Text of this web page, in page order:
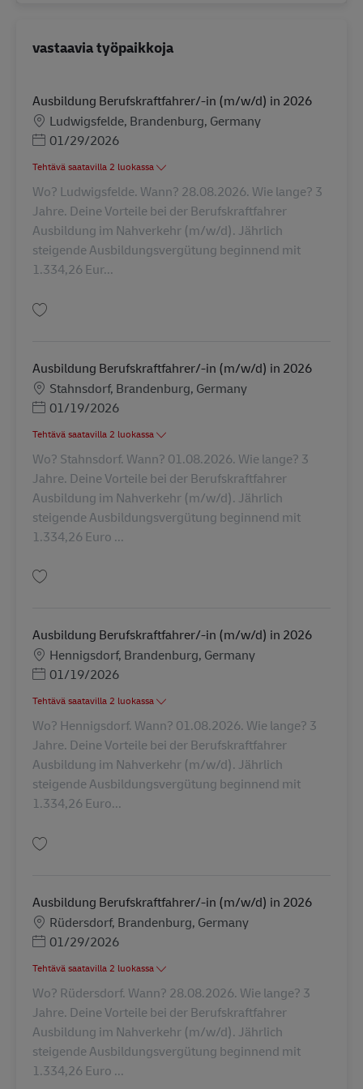
vastaavia työpaikkoja
Ausbildung Berufskraftfahrer/-in (m/w/d) in 2026
SijaintiLudwigsfelde, Brandenburg, Germany
Posted Date
01/29/2026
Tehtävä saatavilla 2 luokassa
Wo? Ludwigsfelde. Wann? 28.08.2026. Wie lange? 3
Jahre. Deine Vorteile bei der Berufskraftfahrer
Ausbildung im Nahverkehr (m/w/d). Jährlich
steigende Ausbildungsvergütung beginnend mit
1.334,26 Eur...
Ausbildung Berufskraftfahrer/-in (m/w/d) in 2026
SijaintiStahnsdorf, Brandenburg, Germany
Posted Date
01/19/2026
Tehtävä saatavilla 2 luokassa
Wo? Stahnsdorf. Wann? 01.08.2026. Wie lange? 3
Jahre. Deine Vorteile bei der Berufskraftfahrer
Ausbildung im Nahverkehr (m/w/d). Jährlich
steigende Ausbildungsvergütung beginnend mit
1.334,26 Euro ...
Ausbildung Berufskraftfahrer/-in (m/w/d) in 2026
SijaintiHennigsdorf, Brandenburg, Germany
Posted Date
01/19/2026
Tehtävä saatavilla 2 luokassa
Wo? Hennigsdorf. Wann? 01.08.2026. Wie lange? 3
Jahre. Deine Vorteile bei der Berufskraftfahrer
Ausbildung im Nahverkehr (m/w/d). Jährlich
steigende Ausbildungsvergütung beginnend mit
1.334,26 Euro...
Ausbildung Berufskraftfahrer/-in (m/w/d) in 2026
SijaintiRüdersdorf, Brandenburg, Germany
Posted Date
01/29/2026
Tehtävä saatavilla 2 luokassa
Wo? Rüdersdorf. Wann? 28.08.2026. Wie lange? 3
Jahre. Deine Vorteile bei der Berufskraftfahrer
Ausbildung im Nahverkehr (m/w/d). Jährlich
steigende Ausbildungsvergütung beginnend mit
1.334,26 Euro ...